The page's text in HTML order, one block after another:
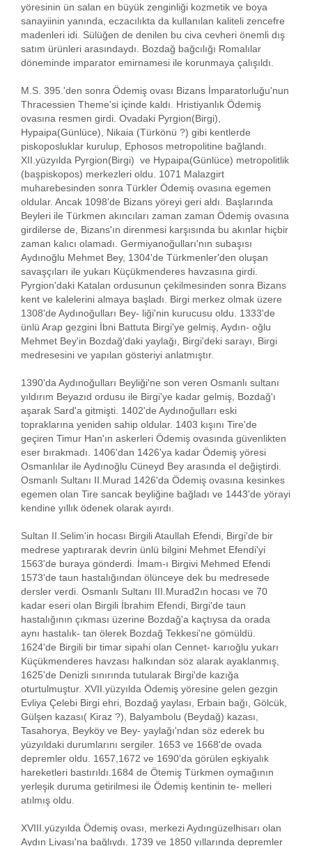
yöresinin ün salan en büyük zenginliği kozmetik ve boya
sanayiinin yanında, eczacılıkta da kullanılan kaliteli zencefre
madenleri idi. Sülüğen de denilen bu civa cevheri önemli dış
satım ürünleri arasındaydı. Bozdağ bağcılığı Romalılar
döneminde imparator emirnamesi ile korunmaya çalışıldı.
M.S. 395.'den sonra Ödemiş ovası Bizans İmparatorluğu'nun
Thracessien Theme'si içinde kaldı. Hristiyanlık Ödemiş
ovasına resmen girdi. Ovadaki Pyrgion(Birgi),
Hypaipa(Günlüce), Nikaia (Türkönü ?) gibi kentlerde
piskoposluklar kurulup, Ephosos metropolitine bağlandı.
XII.yüzyılda Pyrgion(Birgi) ve Hypaipa(Günlüce) metropolitlik
(başpiskopos) merkezleri oldu. 1071 Malazgirt
muharebesinden sonra Türkler Ödemiş ovasına egemen
oldular. Ancak 1098'de Bizans yöreyi geri aldı. Başlarında
Beyleri ile Türkmen akıncıları zaman zaman Ödemiş ovasına
girdilerse de, Bizans'ın direnmesi karşısında bu akınlar hiçbir
zaman kalıcı olamadı. Germiyanoğulları'nın subaşısı
Aydınoğlu Mehmet Bey, 1304'de Türkmenler'den oluşan
savaşçıları ile yukarı Küçükmenderes havzasına girdi.
Pyrgion'daki Katalan ordusunun çekilmesinden sonra Bizans
kent ve kalelerini almaya başladı. Birgi merkez olmak üzere
1308'de Aydınoğulları Bey- liği'nin kurucusu oldu. 1333'de
ünlü Arap gezgini İbni Battuta Birgi'ye gelmiş, Aydın- oğlu
Mehmet Bey'in Bozdağ'daki yaylağı, Birgi'deki sarayı, Birgi
medresesini ve yapılan gösteriyi anlatmıştır.
1390'da Aydınoğulları Beyliği'ne son veren Osmanlı sultanı
yıldırım Beyazıd ordusu ile Birgi'ye kadar gelmiş, Bozdağ'ı
aşarak Sard'a gitmişti. 1402'de Aydınoğulları eski
topraklarına yeniden sahip oldular. 1403 kışını Tire'de
geçiren Timur Han'ın askerleri Ödemiş ovasında güvenlikten
eser bırakmadı. 1406'dan 1426'ya kadar Ödemiş yöresi
Osmanlılar ile Aydınoğlu Cüneyd Bey arasında el değiştirdi.
Osmanlı Sultanı II.Murad 1426'da Ödemiş ovasına kesinkes
egemen olan Tire sancak beyliğine bağladı ve 1443'de yörayi
kendine yıllık ödenek olarak ayırdı.
Sultan II.Selim'in hocası Birgili Ataullah Efendi, Birgi'de bir
medrese yaptırarak devrin ünlü bilgini Mehmet Efendi'yi
1563'de buraya gönderdi. İmam-ı Birgivi Mehmed Efendi
1573'de taun hastalığından ölünceye dek bu medresede
dersler verdi. Osmanlı Sultanı III.Murad2ın hocası ve 70
kadar eseri olan Birgili İbrahim Efendi, Birgi'de taun
hastalığının çıkması üzerine Bozdağ'a kaçtıysa da orada
aynı hastalık- tan ölerek Bozdağ Tekkesi'ne gömüldü.
1624'de Birgili bir timar sipahi olan Cennet- karıoğlu yukarı
Küçükmenderes havzası halkından söz alarak ayaklanmış,
1625'de Denizli sınırında tutularak Birgi'de kazığa
oturtulmuştur. XVII.yüzyılda Ödemiş yöresine gelen gezgin
Evliya Çelebi Birgi ehri, Bozdağ yaylası, Erbain bağı, Gölcük,
Gülşen kazası( Kiraz ?), Balyambolu (Beydağ) kazası,
Tasahorya, Beyköy ve Bey- yaylağı'ndan söz ederek bu
yüzyıldaki durumlarını sergiler. 1653 ve 1668'de ovada
depremler oldu. 1657,1672 ve 1690'da görülen eşkiyalık
hareketleri bastırıldı.1684 de Ötemiş Türkmen oymağının
yerleşik duruma getirilmesi ile Ödemiş kentinin te- melleri
atılmış oldu.
XVIII.yüzyılda Ödemiş ovası, merkezi Aydıngüzelhisarı olan
Aydın Livası'na bağlıydı. 1739 ve 1850 yıllarında depremler